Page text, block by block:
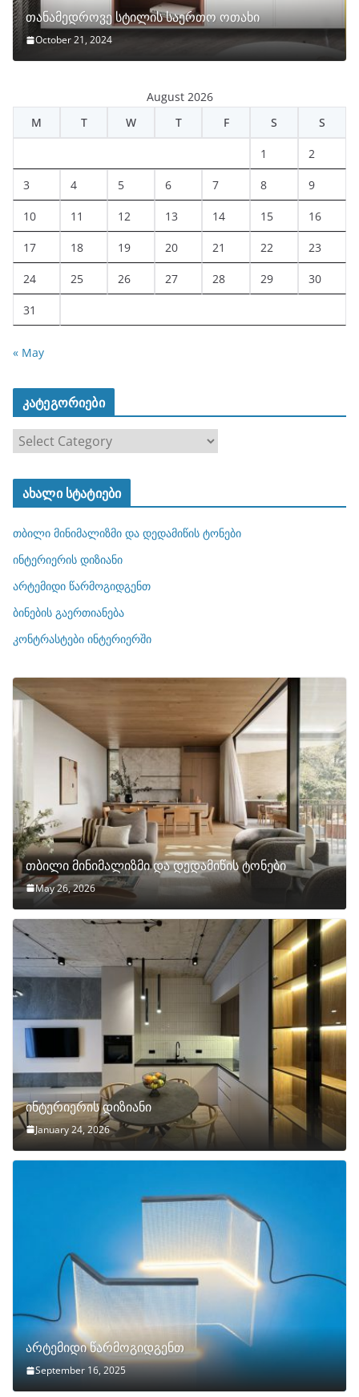
თანამედროვე სტილის საერთო ოთახი
October 21, 2024
August 2026
M
T W T F S S
1 2
3 4 5 6 7 8 9
10 11 12 13 14 15 16
17 18 19 20 21 22 23
24 25 26 27 28 29 30
31
« May
კატეგორიები
ტ
ო
რ
ბ
ი
ახალი სტატიები
თბილი მინიმალიზმი და დედამიწის ტონები
ინტერიერის დიზიანი
არტემიდი წარმოგიდგენთ
ბინების გაერთიანება
კონტრასტები ინტერიერში
თბილი მინიმალიზმი და დედამიწის ტონები
May 26, 2026
ინტერიერის დიზიანი
January 24, 2026
არტემიდი წარმოგიდგენთ
September 16, 2025